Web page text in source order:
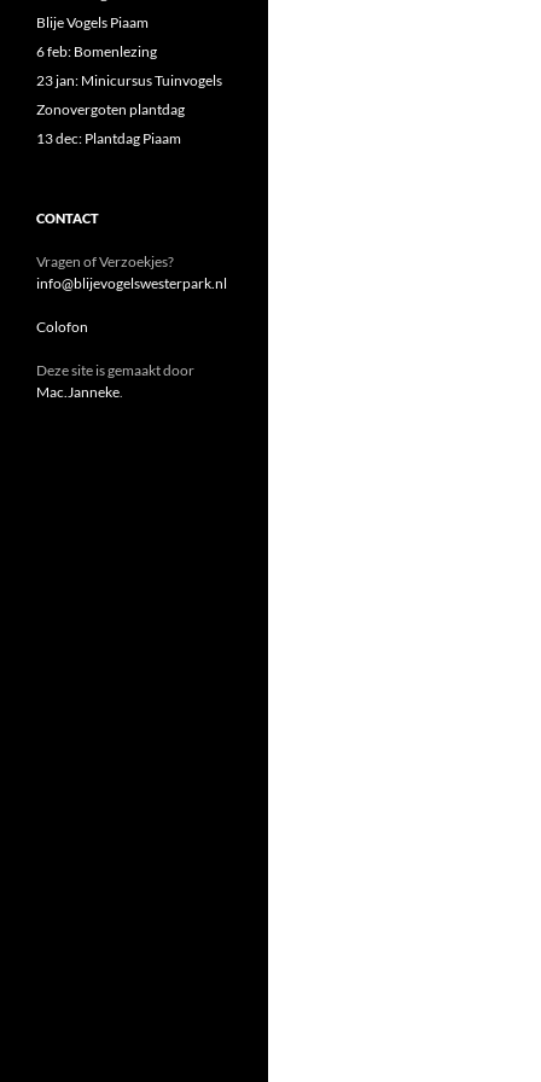
Blije Vogels Piaam
6 feb: Bomenlezing
23 jan: Minicursus Tuinvogels
Zonovergoten plantdag
13 dec: Plantdag Piaam
CONTACT
Vragen of Verzoekjes?
info@blijevogelswesterpark.nl
Colofon
Deze site is gemaakt door
Mac.Janneke.